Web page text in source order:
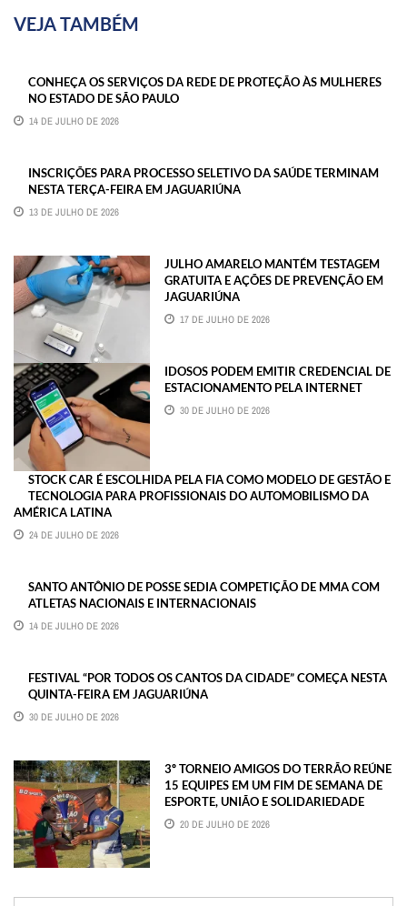
VEJA TAMBÉM
CONHEÇA OS SERVIÇOS DA REDE DE PROTEÇÃO ÀS MULHERES
NO ESTADO DE SÃO PAULO
14 DE JULHO DE 2026
INSCRIÇÕES PARA PROCESSO SELETIVO DA SAÚDE TERMINAM
NESTA TERÇA-FEIRA EM JAGUARIÚNA
13 DE JULHO DE 2026
JULHO AMARELO MANTÉM TESTAGEM
GRATUITA E AÇÕES DE PREVENÇÃO EM
JAGUARIÚNA
17 DE JULHO DE 2026
IDOSOS PODEM EMITIR CREDENCIAL DE
ESTACIONAMENTO PELA INTERNET
30 DE JULHO DE 2026
STOCK CAR É ESCOLHIDA PELA FIA COMO MODELO DE GESTÃO E
TECNOLOGIA PARA PROFISSIONAIS DO AUTOMOBILISMO DA
AMÉRICA LATINA
24 DE JULHO DE 2026
SANTO ANTÔNIO DE POSSE SEDIA COMPETIÇÃO DE MMA COM
ATLETAS NACIONAIS E INTERNACIONAIS
14 DE JULHO DE 2026
FESTIVAL “POR TODOS OS CANTOS DA CIDADE” COMEÇA NESTA
QUINTA-FEIRA EM JAGUARIÚNA
30 DE JULHO DE 2026
3º TORNEIO AMIGOS DO TERRÃO REÚNE
15 EQUIPES EM UM FIM DE SEMANA DE
ESPORTE, UNIÃO E SOLIDARIEDADE
20 DE JULHO DE 2026